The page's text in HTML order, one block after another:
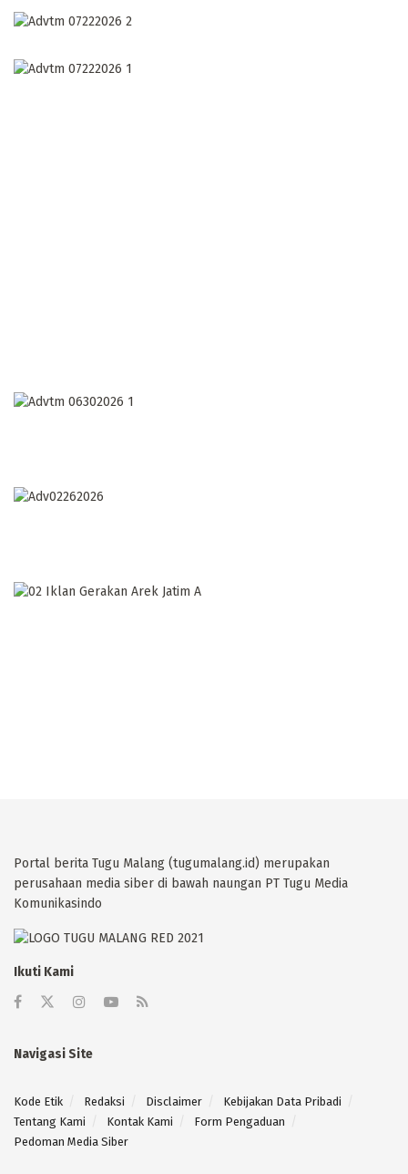
Portal berita Tugu Malang (tugumalang.id) merupakan
perusahaan media siber di bawah naungan PT Tugu Media
Komunikasindo
Ikuti Kami
Navigasi Site
Kode Etik Redaksi Disclaimer
Kebijakan Data Pribadi
Tentang Kami
Kontak Kami
Form Pengaduan
Pedoman Media Siber